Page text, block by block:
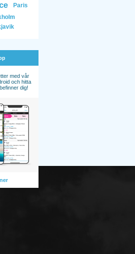
Paris
med vår
och hitta
dig!